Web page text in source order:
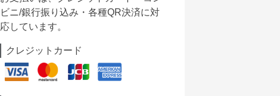
ビニ/銀行振り込み・各種QR決済に対
応しています。
クレジットカード